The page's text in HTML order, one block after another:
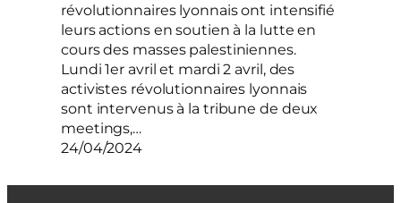
révolutionnaires lyonnais ont intensifié
leurs actions en soutien à la lutte en
cours des masses palestiniennes.
Lundi 1er avril et mardi 2 avril, des
activistes révolutionnaires lyonnais
sont intervenus à la tribune de deux
meetings,…
24/04/2024